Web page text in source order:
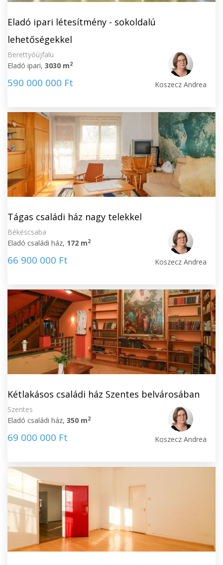
Eladó ipari létesítmény - sokoldalú
lehetőségekkel
Berettyóújfalu
Eladó ipari, 3030 m2
590 000 000 Ft Koszecz Andrea
Tágas családi ház nagy telekkel
Békéscsaba
Eladó családi ház, 172 m2
66 900 000 Ft Koszecz Andrea
Kétlakásos családi ház Szentes belvárosában
Szentes
Eladó családi ház, 350 m2
69 000 000 Ft Koszecz Andrea